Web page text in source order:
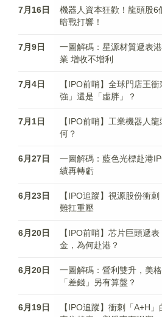
7月16日
機器人資本狂歡！龍頭股
暗戰打響！
7月9日
一圖解碼：星源材質遞表
業 增收不增利
7月4日
【IPO前哨】全球門店王
強」還是「虛胖」？
7月1日
【IPO前哨】工業機器人
何？
6月27日
一圖解碼：藍色光標赴港
績再轉虧
6月23日
【IPO追蹤】視源股份衝
難扛重壓
6月20日
【IPO前哨】芯片巨頭遞
金，為何赴港？
6月20日
一圖解碼：營利雙升，美
「差錢」另有算盤？
6月19日
【IPO追蹤】衝刺「A+H